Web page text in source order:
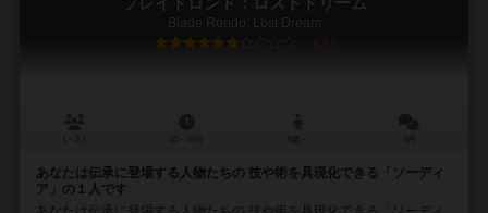
Blade Rondo: Lost Dream
6.8
あなたは伝承に登場する人物たちの 技や術を具現化できる「ソーディ
ア」の１人です